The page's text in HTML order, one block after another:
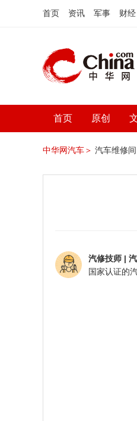
首页 资讯 军事 财经
首页 原创
中华网汽车＞ 汽车维修
汽修技师 |